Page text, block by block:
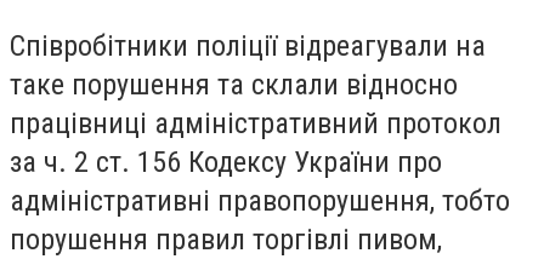
Співробітники поліції відреагували на
таке порушення та склали відносно
працівниці адміністративний протокол
за ч. 2 ст. 156 Кодексу України про
адміністративні правопорушення, тобто
порушення правил торгівлі пивом,